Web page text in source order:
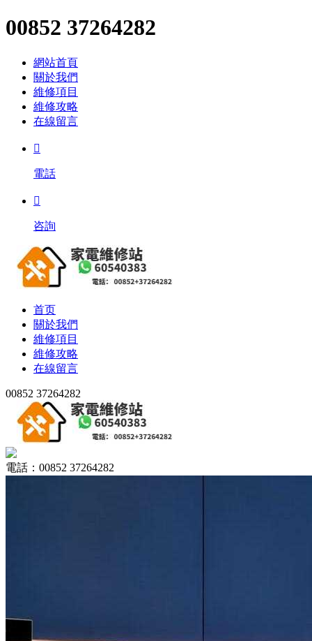
00852 37264282
網站首頁
關於我們
維修項目
維修攻略
在線留言

電話

咨詢
首页
關於我們
維修項目
維修攻略
在線留言
00852 37264282
電話：00852 37264282